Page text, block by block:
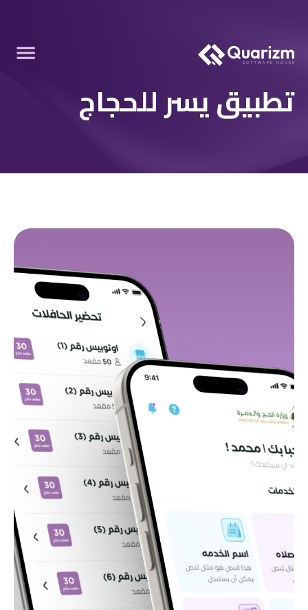
تطبيق يسر للحجاج